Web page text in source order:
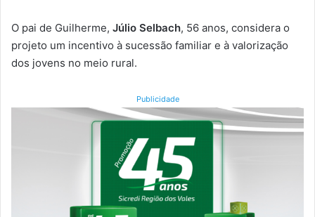
O pai de Guilherme, Júlio Selbach, 56 anos, considera o
projeto um incentivo à sucessão familiar e à valorização
dos jovens no meio rural.
Publicidade